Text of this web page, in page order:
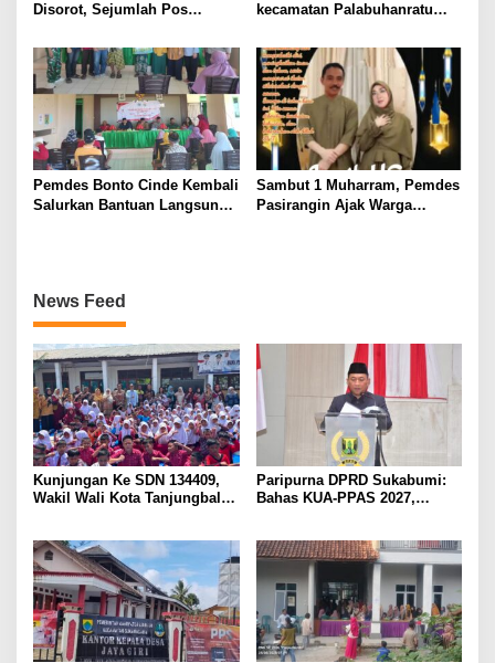
Disorot, Sejumlah Pos
APH Diminta Turun Tangan
kecamatan Palabuhanratu
untuk 2048 KPM.
Pemdes Bonto Cinde Kembali
Salurkan Bantuan Langsung
​Sambut 1 Muharram, Pemdes
Pasirangin Ajak Warga
News Feed
Kunjungan Ke SDN 134409,
Wakil Wali Kota Tanjungbalai
Literasi dan Minat Baca Para
Peserta Didik
Paripurna DPRD Sukabumi:
Bahas KUA-PPAS 2027,